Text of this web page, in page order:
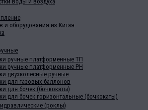
и оборудования из Китая
ручные платформенные ТП
ручные платформенные PH
двухколесные ручные
для газовых баллонов
для бочек (бочкокаты)
для бочек горизонтальные (бочкокаты)
(роклы)